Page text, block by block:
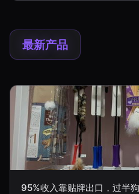
最新产品
95%收入靠贴牌出口，过半